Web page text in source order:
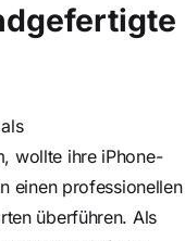
wollte ihre iPhone-
einen professionellen
überführen. Als